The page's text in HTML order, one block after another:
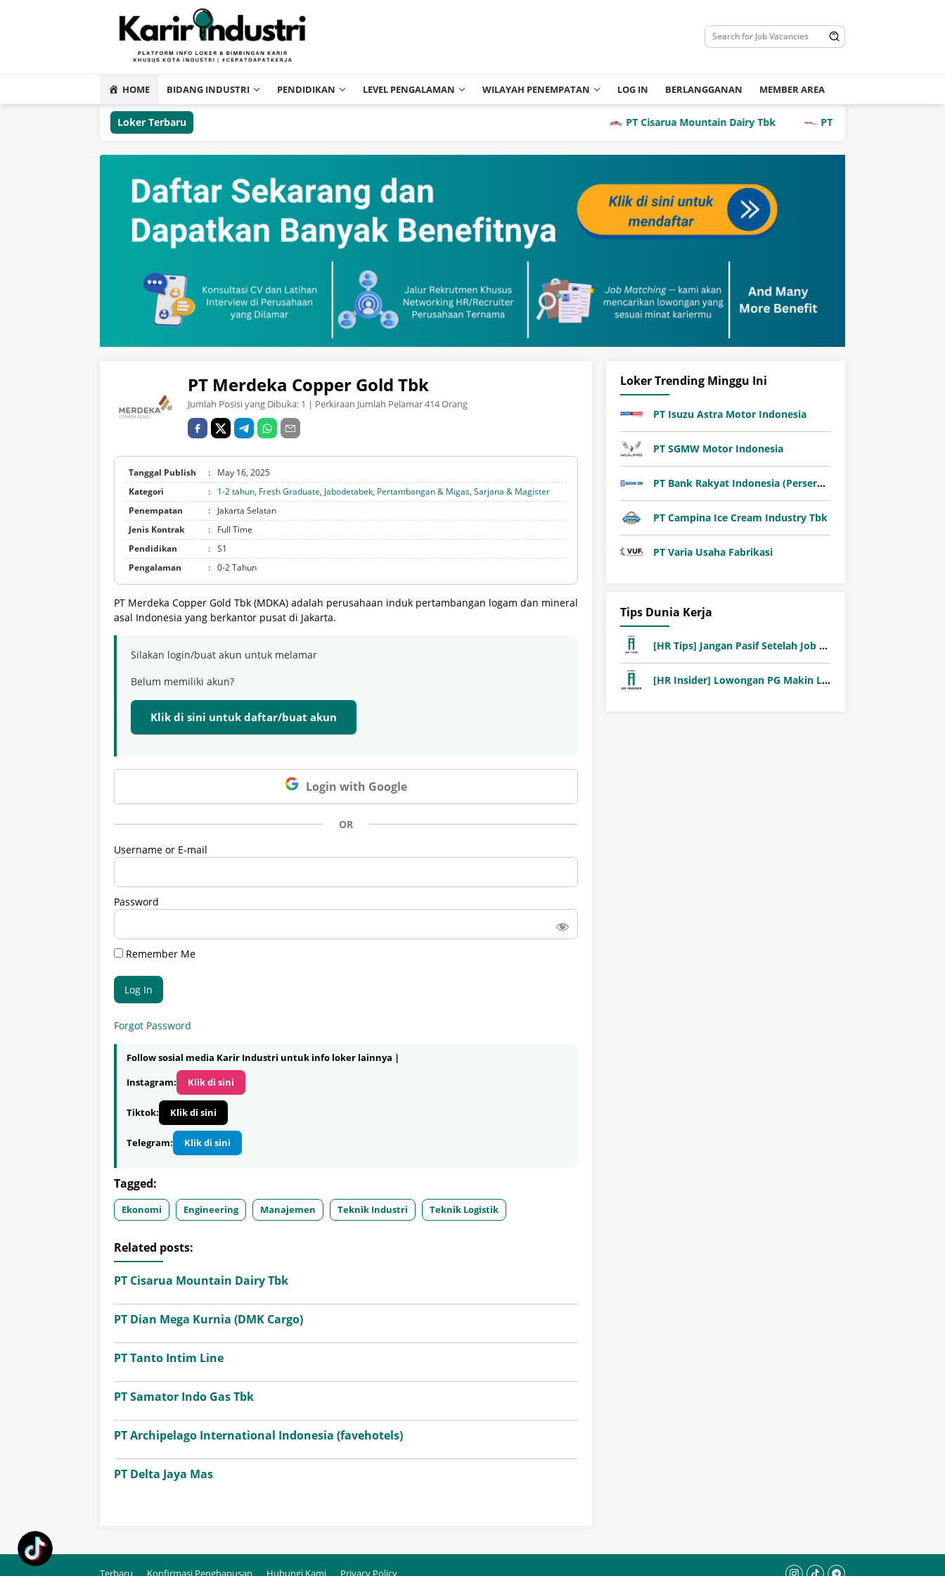
HOME BIDANG INDUSTRI PENDIDIKAN LEVEL PENGALAMAN WILAYAH PENEMPATAN LOG IN BERLANGGANAN MEMBER AREA
Loker Terbaru PT Cisarua Mountain Dairy Tbk PT Dian Mega Kurnia (DMK
PT Merdeka Copper Gold Tbk
Jumlah Posisi yang Dibuka: 1 | Perkiraan Jumlah Pelamar 414 Orang
Tanggal Publish :
May 16, 2025
Kategori
: 1-2 tahun, Fresh Graduate, Jabodetabek, Pertambangan & Migas, Sarjana & Magister
Penempatan
:
Jakarta Selatan
Jenis Kontrak
:
Full Time
Pendidikan
: S1
Pengalaman
: 0-2 Tahun
PT Merdeka Copper Gold Tbk (MDKA) adalah perusahaan induk pertambangan logam dan mineral
asal Indonesia yang berkantor pusat di Jakarta.
Silakan login/buat akun untuk melamar
Belum memiliki akun?
Klik di sini untuk daftar/buat akun
Login with Google
OR
Username or E-mail
Password
Remember Me
Forgot Password
Follow sosial media Karir Industri untuk info loker lainnya |
Instagram:
Klik di sini
Tiktok: Klik di sini
Telegram: Klik di sini
Tagged:
Ekonomi Engineering Manajemen Teknik Industri Teknik Logistik
Related posts:
PT Cisarua Mountain Dairy Tbk
PT Dian Mega Kurnia (DMK Cargo)
PT Tanto Intim Line
PT Samator Indo Gas Tbk
PT Archipelago International Indonesia (favehotels)
PT Delta Jaya Mas
Loker Trending Minggu Ini
PT Isuzu Astra Motor Indonesia
PT SGMW Motor Indonesia
PT Bank Rakyat Indonesia (Persero) Tbk
PT Campina Ice Cream Industry Tbk
PT Varia Usaha Fabrikasi
Tips Dunia Kerja
[HR Tips] Jangan Pasif Setelah Job Fair! Ini Pentingnya Follow-Up Setelah Job Fair
[HR Insider] Lowongan PG Makin Langka: Murni Seleksi atau Jalur Orang Dalam?
Terbaru Konfirmasi Penghapusan Hubungi Kami Privacy Policy